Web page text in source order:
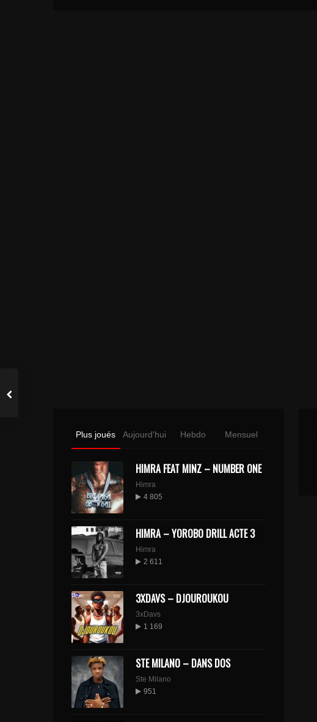
Plus joués Aujourd'hui Hebdo Mensuel
HIMRA FEAT MINZ – NUMBER ONE
Himra
4 805
HIMRA – YOROBO DRILL ACTE 3
Himra
2 611
3XDAVS – DJOUROUKOU
3xDavs
1 169
STE MILANO – DANS DOS
Ste Milano
951